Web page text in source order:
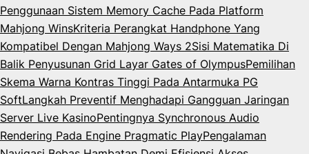
Penggunaan Sistem Memory Cache Pada Platform
Mahjong WinsKriteria Perangkat Handphone Yang
Kompatibel Dengan Mahjong Ways 2Sisi Matematika Di
Balik Penyusunan Grid Layar Gates of OlympusPemilihan
Skema Warna Kontras Tinggi Pada Antarmuka PG
SoftLangkah Preventif Menghadapi Gangguan Jaringan
Server Live KasinoPentingnya Synchronous Audio
Rendering Pada Engine Pragmatic PlayPengalaman